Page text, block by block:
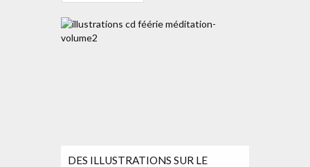
DES ILLUSTRATIONS SUR LE